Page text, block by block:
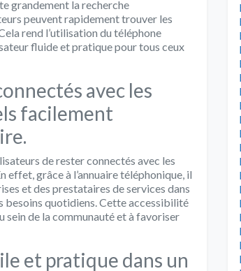
grandement la recherche
peuvent rapidement trouver les
rend l’utilisation du téléphone
fluide et pratique pour tous ceux
avec les
facilement
de rester connectés avec les
grâce à l’annuaire téléphonique, il
et des prestataires de services dans
besoins quotidiens. Cette accessibilité
sein de la communauté et à favoriser
et pratique dans un